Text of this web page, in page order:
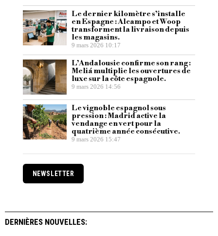
Le dernier kilomètre s’installe
en Espagne : Alcampo et Woop
transforment la livraison depuis
les magasins.
9 mars 2026 10:17
L’Andalousie confirme son rang :
Meliá multiplie les ouvertures de
luxe sur la côte espagnole.
9 mars 2026 14:56
Le vignoble espagnol sous
pression : Madrid active la
vendange en vert pour la
quatrième année consécutive.
9 mars 2026 15:47
NEWSLETTER
DERNIÈRES NOUVELLES: